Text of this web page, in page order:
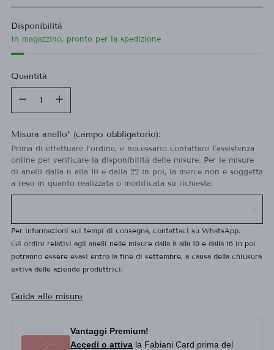
di
listino
Disponibilità
In magazzino, pronto per la spedizione
Quantità
Misura anello* (campo obbligatorio):
Prima di effettuare l’ordine, è necessario contattare l’assistenza
online per verificare la disponibilità delle misure. Per le misure
di anelli dalla 6 alla 10 e dalla 22 in poi, la merce non è soggetta
a reso in quanto realizzata o modificata su richiesta.
Per informazioni sui tempi di consegna, contattaci su WhatsApp.
Gli ordini relativi agli anelli nelle misure dalla 8 alla 10 e dalla 16 in poi
potranno essere evasi entro la fine di settembre, a causa della chiusura
estiva delle aziende produttrici.
Guida alle misure
Vantaggi Premium!
Accedi o attiva la Fabiani Card prima del